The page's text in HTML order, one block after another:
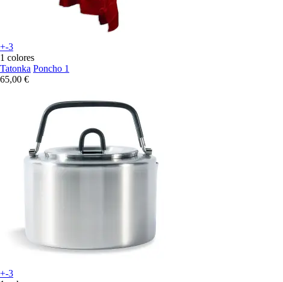
+-3
1 colores
Tatonka Poncho 1
65,00 €
+-3